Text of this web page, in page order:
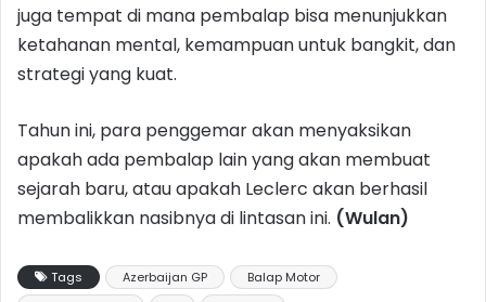
juga tempat di mana pembalap bisa menunjukkan
ketahanan mental, kemampuan untuk bangkit, dan
strategi yang kuat.
Tahun ini, para penggemar akan menyaksikan
apakah ada pembalap lain yang akan membuat
sejarah baru, atau apakah Leclerc akan berhasil
membalikkan nasibnya di lintasan ini. (Wulan)
Tags Azerbaijan GP
Balap Motor